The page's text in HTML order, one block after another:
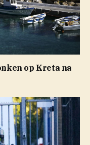
op Kreta na